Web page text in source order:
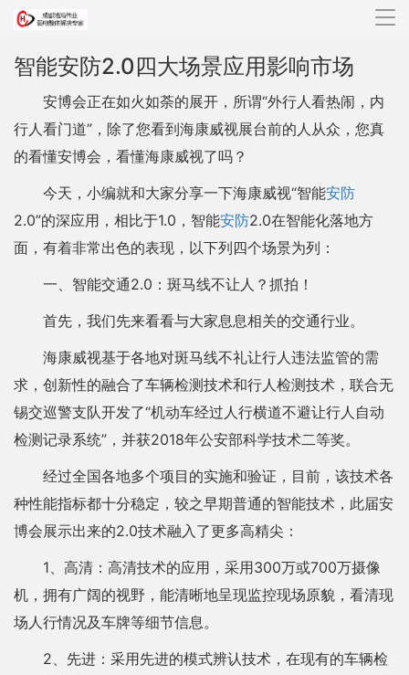
导
智能安防2.0四大场景应用影响市场
安博会正在如火如荼的展开，所谓“外行人看热闹，内
行人看门道”，除了您看到海康威视展台前的人从众，您真
的看懂安博会，看懂海康威视了吗？
今天，小编就和大家分享一下海康威视“智能安防
2.0”的深应用，相比于1.0，智能安防2.0在智能化落地方
面，有着非常出色的表现，以下列四个场景为列：
一、智能交通2.0：斑马线不让人？抓拍！
首先，我们先来看看与大家息息相关的交通行业。
海康威视基于各地对斑马线不礼让行人违法监管的需
求，创新性的融合了车辆检测技术和行人检测技术，联合无
锡交巡警支队开发了“机动车经过人行横道不避让行人自动
检测记录系统”，并获2018年公安部科学技术二等奖。
经过全国各地多个项目的实施和验证，目前，该技术各
种性能指标都十分稳定，较之早期普通的智能技术，此届安
博会展示出来的2.0技术融入了更多高精尖：
1、高清：高清技术的应用，采用300万或700万摄像
机，拥有广阔的视野，能清晰地呈现监控现场原貌，看清现
场人行情况及车牌等细节信息。
2、先进：采用先进的模式辨认技术，在现有的车辆检